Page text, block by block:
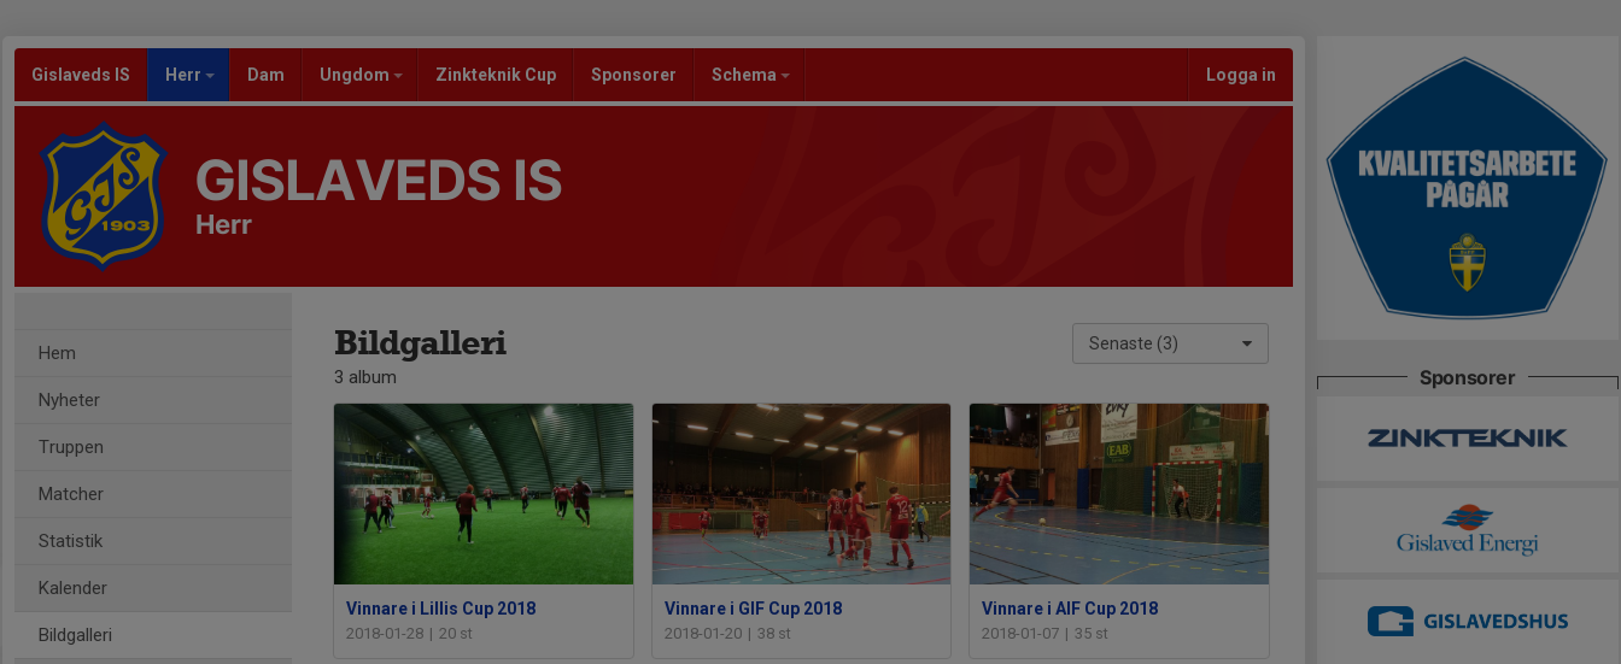
Gislaveds IS Herr Dam Ungdom Zinkteknik Cup Sponsorer Schema Logga in
GISLAVEDS IS
Herr
Hem
Nyheter
Truppen
Matcher
Statistik
Kalender
Bildgalleri
Senaste (3)
Bildgalleri
3 album
Vinnare i Lillis Cup 2018
2018-01-28 | 20 st
Vinnare i GIF Cup 2018
2018-01-20 | 38 st
Vinnare i AIF Cup 2018
2018-01-07 | 35 st
Sponsorer